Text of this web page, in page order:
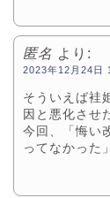
匿名 より:
2023年12月24日
そういえば袿
因と悪化させ
今回、「悔い
ってなかった